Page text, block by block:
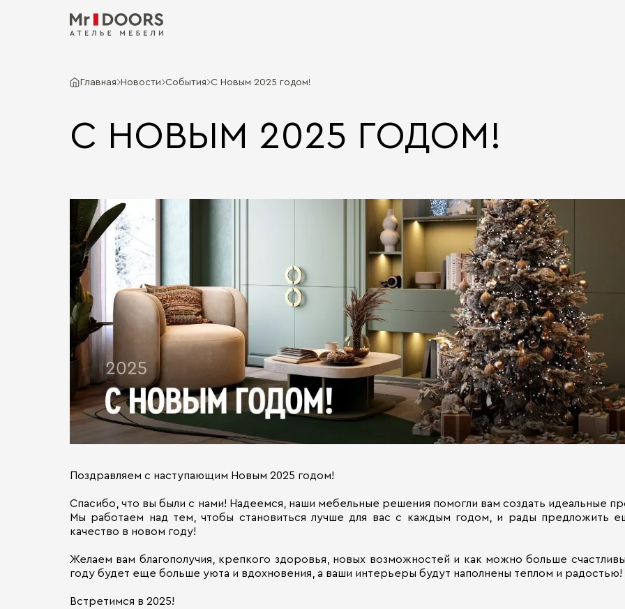
Главная Новости События С Новым 2025 годом!
С НОВЫМ 2025 ГОДОМ!
Поздравляем с наступающим Новым 2025 годом!
Спасибо, что вы были с нами! Надеемся, наши мебельные решения помогли вам создать идеальные
Мы работаем над тем, чтобы становиться лучше для вас с каждым годом, и рады предложить
качество в новом году!
Желаем вам благополучия, крепкого здоровья, новых возможностей и как можно больше
году будет еще больше уюта и вдохновения, а ваши интерьеры будут наполнены теплом и радостью!
Встретимся в 2025!